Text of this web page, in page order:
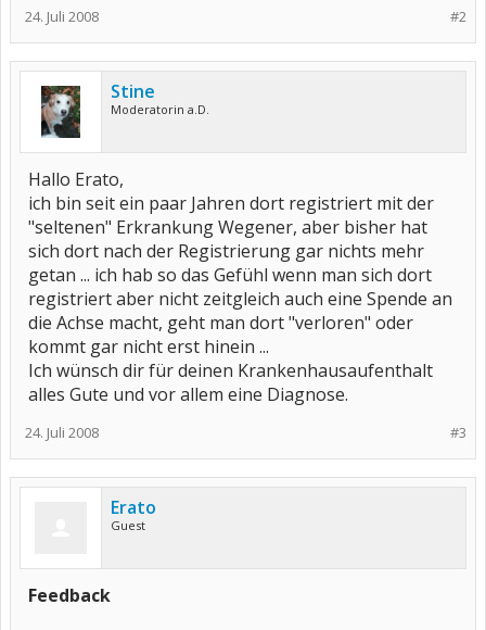
#2
24. Juli 2008
Stine
Moderatorin a.D.
Hallo Erato,
ich bin seit ein paar Jahren dort registriert mit der
"seltenen" Erkrankung Wegener, aber bisher hat
sich dort nach der Registrierung gar nichts mehr
getan ... ich hab so das Gefühl wenn man sich dort
registriert aber nicht zeitgleich auch eine Spende an
die Achse macht, geht man dort "verloren" oder
kommt gar nicht erst hinein ...
Ich wünsch dir für deinen Krankenhausaufenthalt
alles Gute und vor allem eine Diagnose.
#3
24. Juli 2008
Erato
Guest
Feedback